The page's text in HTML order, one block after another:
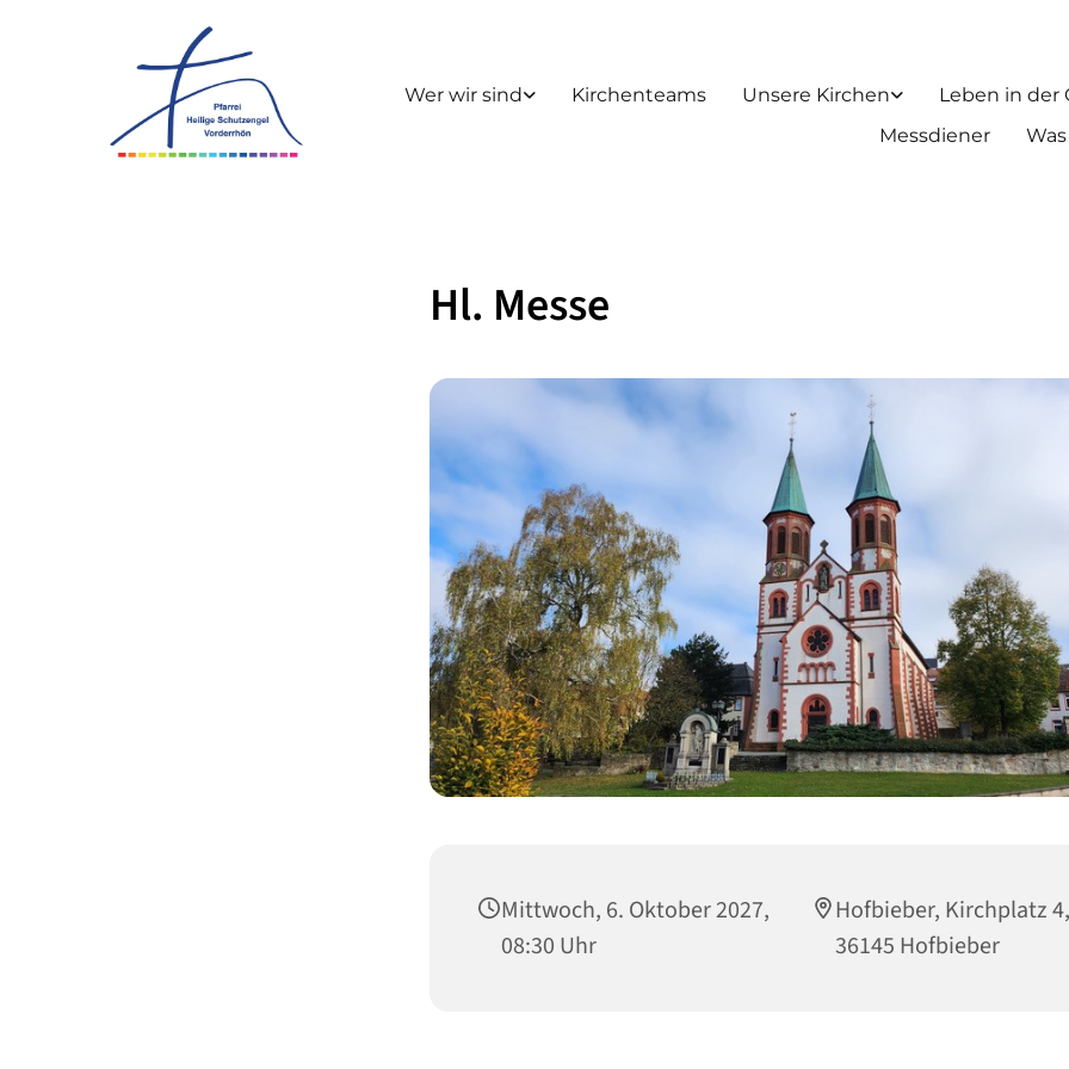
Wer wir sind Kirchenteams Unsere Kirchen
Leben in der
Messdiener
Hl. Messe
Mittwoch, 6. Oktober 2027,
08:30 Uhr
Hofbieber, Kirchplatz 4,
36145 Hofbieber